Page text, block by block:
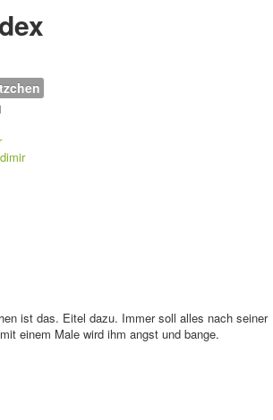
ist das. Eitel dazu. Immer soll alles nach seiner
einem Male wird ihm angst und bange.